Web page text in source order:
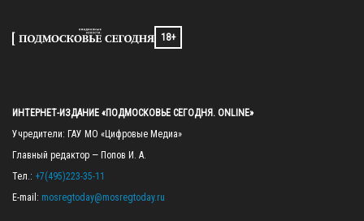
18+
ИНТЕРНЕТ-ИЗДАНИЕ «ПОДМОСКОВЬЕ СЕГОДНЯ. ONLINE»
Учредители: ГАУ МО «Цифровые Медиа»
Главный редактор — Попов И. А.
Тел.: +7(495)223-35-11
E-mail: mosregtoday@mosregtoday.ru